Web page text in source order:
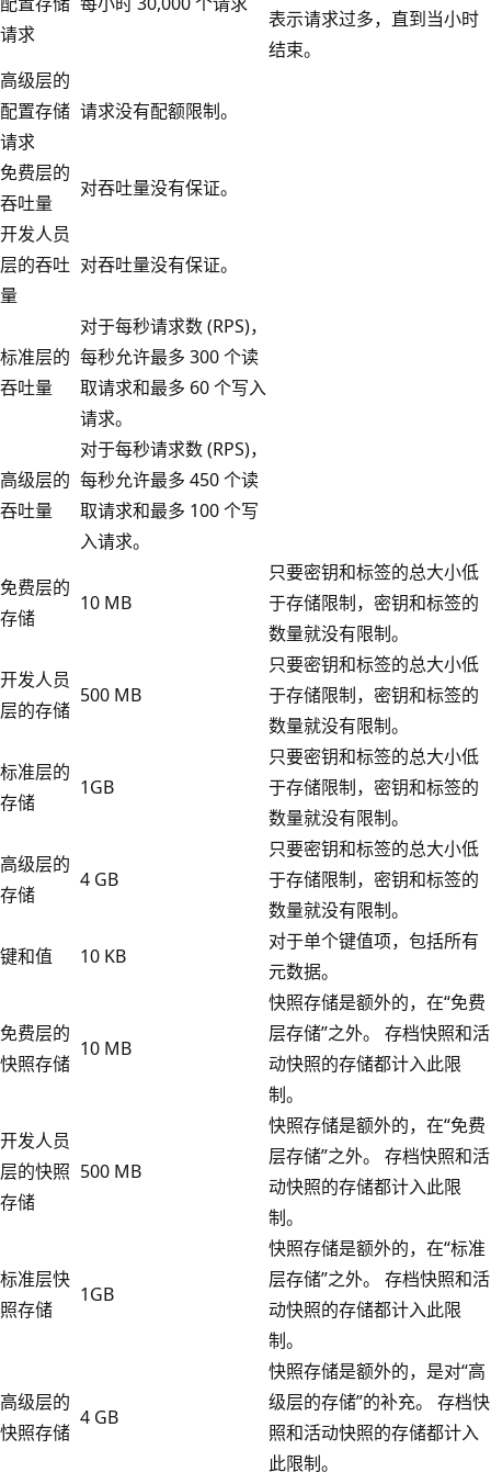
请求
表示请求过多，直到当小时
结束。
高级层的
配置存储
请求
请求没有配额限制。
免费层的
吞吐量
对吞吐量没有保证。
开发人员
层的吞吐
量
对吞吐量没有保证。
标准层的
吞吐量
对于每秒请求数 (RPS)，
每秒允许最多 300 个读
取请求和最多 60 个写入
请求。
高级层的
吞吐量
对于每秒请求数 (RPS)，
每秒允许最多 450 个读
取请求和最多 100 个写
入请求。
免费层的
存储
10 MB
只要密钥和标签的总大小低
于存储限制，密钥和标签的
数量就没有限制。
开发人员
层的存储
500 MB
只要密钥和标签的总大小低
于存储限制，密钥和标签的
数量就没有限制。
标准层的
存储
1GB
只要密钥和标签的总大小低
于存储限制，密钥和标签的
数量就没有限制。
高级层的
存储
4 GB
只要密钥和标签的总大小低
于存储限制，密钥和标签的
数量就没有限制。
键和值
10 KB
对于单个键值项，包括所有
元数据。
免费层的
快照存储
10 MB
快照存储是额外的，在“免费
层存储”之外。 存档快照和活
动快照的存储都计入此限
制。
开发人员
层的快照
存储
500 MB
快照存储是额外的，在“免费
层存储”之外。 存档快照和活
动快照的存储都计入此限
制。
标准层快
照存储
1GB
快照存储是额外的，在“标准
层存储”之外。 存档快照和活
动快照的存储都计入此限
制。
高级层的
快照存储
4 GB
快照存储是额外的，是对“高
级层的存储”的补充。 存档快
照和活动快照的存储都计入
此限制。